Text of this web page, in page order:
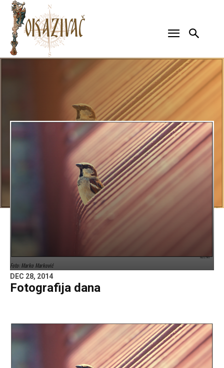
Foto: Marko Marković
DEC 28, 2014
Fotografija dana